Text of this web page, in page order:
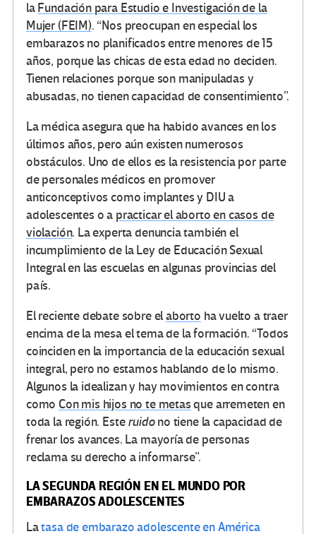
laFundación para Estudio e Investigación de la
Mujer (FEIM). “Nos preocupan en especial los
embarazos no planificados entre menores de 15
años, porque las chicas de esta edad no deciden.
Tienen relaciones porque son manipuladas y
abusadas, no tienen capacidad de consentimiento”.
La médica asegura que ha habido avances en los
últimos años, pero aún existen numerosos
obstáculos. Uno de ellos es la resistencia por parte
de personales médicos en promover
anticonceptivos como implantes y DIU a
adolescentes o a practicar el aborto en casos de
violación. La experta denuncia también el
incumplimiento de la Ley de Educación Sexual
Integral en las escuelas en algunas provincias del
país.
El reciente debate sobre elaborto ha vuelto a traer
encima de la mesa el tema de la formación. “Todos
coinciden en la importancia de la educación sexual
integral, pero no estamos hablando de lo mismo.
Algunos la idealizan y hay movimientos en contra
comoCon mis hijos no te metasque arremeten en
toda la región. Esteruidono tiene la capacidad de
frenar los avances. La mayoría de personas
reclama su derecho a informarse”.
LA SEGUNDA REGIÓN EN EL MUNDO POR
EMBARAZOS ADOLESCENTES
Latasa de embarazo adolescente en América